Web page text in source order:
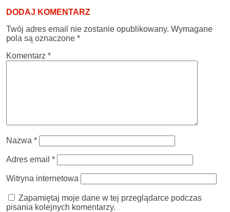
DODAJ KOMENTARZ
Twój adres email nie zostanie opublikowany. Wymagane
pola są oznaczone *
Komentarz *
Nazwa *
Adres email *
Witryna internetowa
Zapamiętaj moje dane w tej przeglądarce podczas
pisania kolejnych komentarzy.